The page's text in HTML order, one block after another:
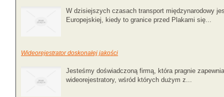
W dzisiejszych czasach transport międzynarodowy
Europejskiej, kiedy to granice przed Plakami się...
Wideorejestrator doskonałej jakości
Jesteśmy doświadczoną firmą, która pragnie
wideorejestratory, wśród których dużym z...